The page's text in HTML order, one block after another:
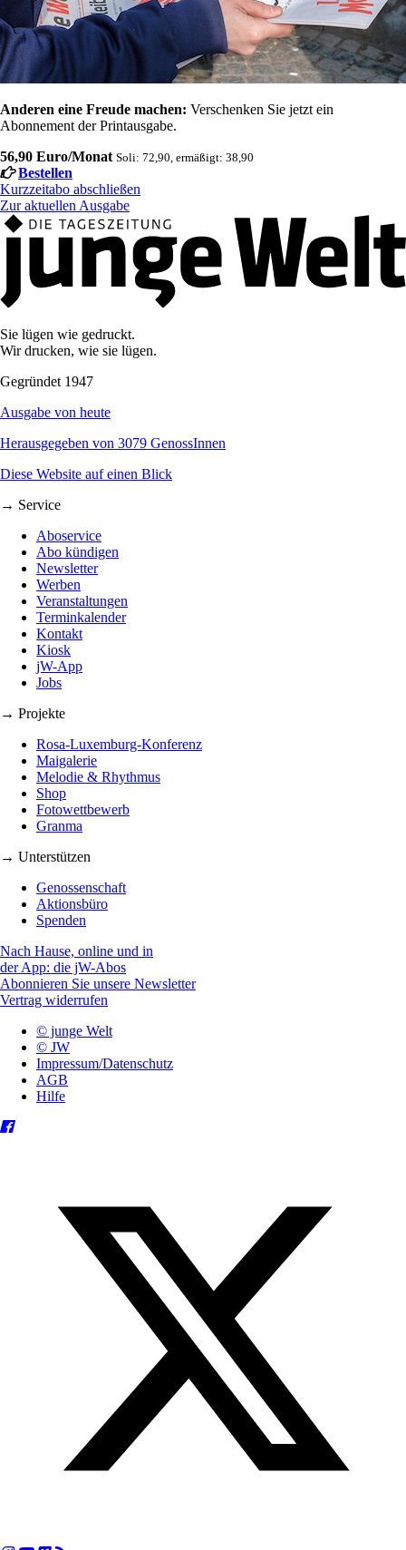
Anderen eine Freude machen: Verschenken Sie jetzt ein
Abonnement der Printausgabe.
56,90 Euro/Monat Soli: 72,90, ermäßigt: 38,90
Bestellen
Kurzzeitabo abschließen
Zur aktuellen Ausgabe
Sie lügen wie gedruckt.
Wir drucken, wie sie lügen.
Gegründet 1947
Ausgabe von heute
Herausgegeben von 3079 GenossInnen
Diese Website auf einen Blick
→ Service
Aboservice
Abo kündigen
Newsletter
Werben
Veranstaltungen
Terminkalender
Kontakt
Kiosk
jW-App
Jobs
→ Projekte
Rosa-Luxemburg-Konferenz
Maigalerie
Melodie & Rhythmus
Shop
Fotowettbewerb
Granma
→ Unterstützen
Genossenschaft
Aktionsbüro
Spenden
Nach Hause, online und in
der App: die jW-Abos
Abonnieren Sie unsere Newsletter
Vertrag widerrufen
© junge Welt
© JW
Impressum/Datenschutz
AGB
Hilfe